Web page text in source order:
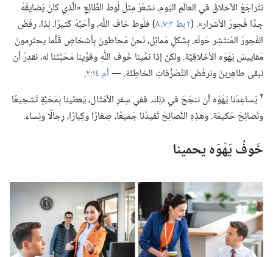
تتَراجَعُ الأخلاقُ في العالَمِ اليَوم،‏ نشعُرُ مِثلَ لُوط الطَّائِعِ «الَّذي كانَ يُضايِقُهُ
جِدًّا فُجورُ الأشرار».‏ (‏٢ بط ٢:‏٧،‏ ٨
‏)‏ فلُوط خافَ اللّٰه،‏ وأحَبَّهُ كَثيرًا.‏ لِذا،‏ رفَضَ
الفُجورَ المُنتَشِر حَولَه.‏ بِشَكلٍ مُماثِل،‏ نَحنُ مُحاطونَ بِأشخاصٍ قَلَّما يحتَرِمونَ
مَقاييسَ يَهْوَه الأخلاقِيَّة.‏ ولكنْ إذا نمَّينا خَوفَ اللّٰهِ وقوَّينا مَحَبَّتَنا له،‏ نقدِرُ أن
نبقى طاهِرينَ ونرفُضَ التَّصَرُّفاتِ الخاطِئَة.‏ —‏أم ١٤:‏٢ ‏.‏
٢ يُساعِدُنا يَهْوَه أن ننجَحَ في ذلِك.‏ ففي سِفرِ الأمْثَال،‏ يُعطينا بِمَحَبَّةٍ تَشجيعًا
ونَصائِحَ حَكيمَة.‏ وهذِهِ النَّصائِحُ تُفيدُنا جَميعًا،‏ صِغارًا وكِبارًا،‏ رِجالًا ونِساء.‏
خَوفُ يَهْوَه يحمينا